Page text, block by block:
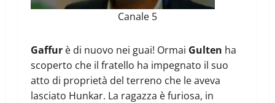
Canale 5
Gaffur è di nuovo nei guai! Ormai Gulten ha
scoperto che il fratello ha impegnato il suo
atto di proprietà del terreno che le aveva
lasciato Hunkar. La ragazza è furiosa, in